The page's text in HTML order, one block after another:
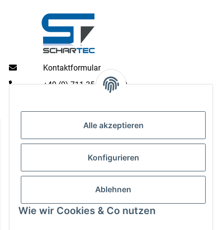
Alle akzeptieren
Konfigurieren
Ablehnen
Wie wir Cookies & Co nutzen
Kontaktformular
+49 (0) 711 35 13 16 00
Gesetzliche Informationen